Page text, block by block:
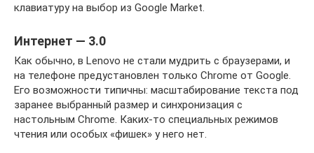
клавиатуру на выбор из Google Market.
Интернет — 3.0
Как обычно, в Lenovo не стали мудрить с браузерами, и
на телефоне предустановлен только Chrome от Google.
Его возможности типичны: масштабирование текста под
заранее выбранный размер и синхронизация с
настольным Chrome. Каких-то специальных режимов
чтения или особых «фишек» у него нет.